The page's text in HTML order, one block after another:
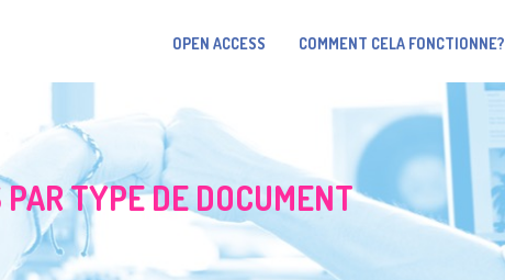
OPEN ACCESS COMMENT CELA FONCTIONNE?
TYPE DE DOCUMENT